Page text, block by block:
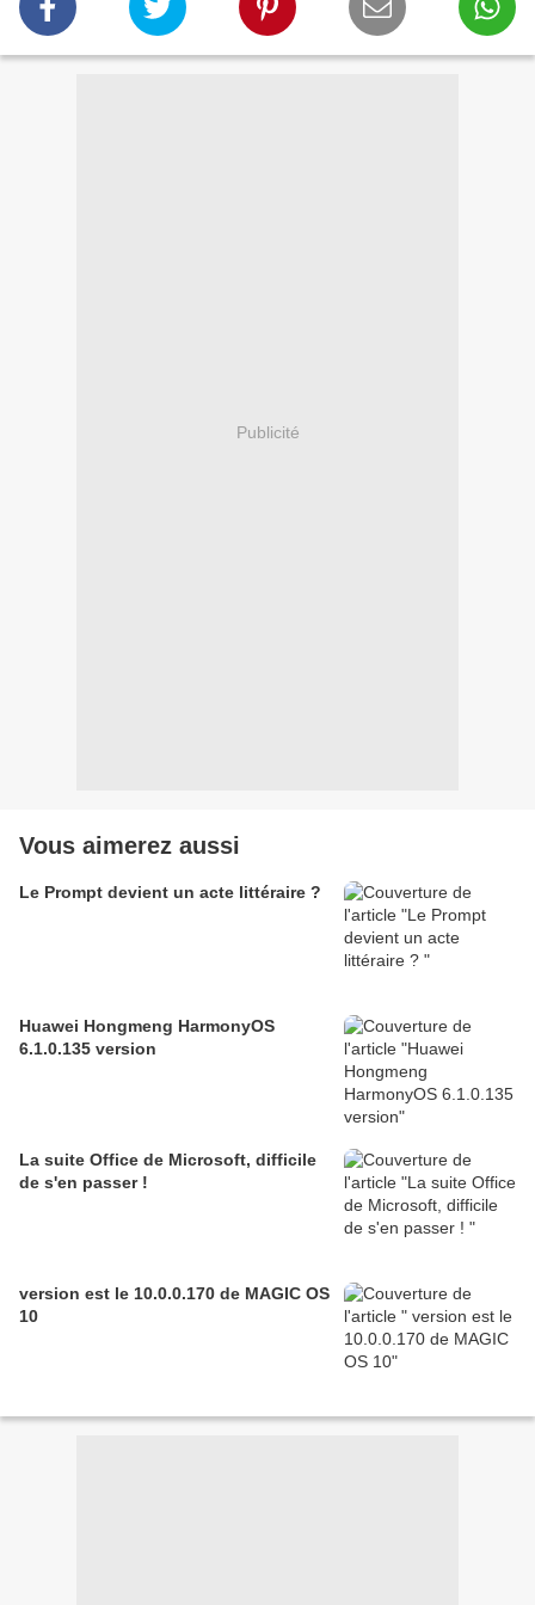
Publicité
Vous aimerez aussi
Le Prompt devient un acte littéraire ?
Huawei Hongmeng HarmonyOS
6.1.0.135 version
La suite Office de Microsoft, difficile
de s'en passer !
version est le 10.0.0.170 de MAGIC OS
10